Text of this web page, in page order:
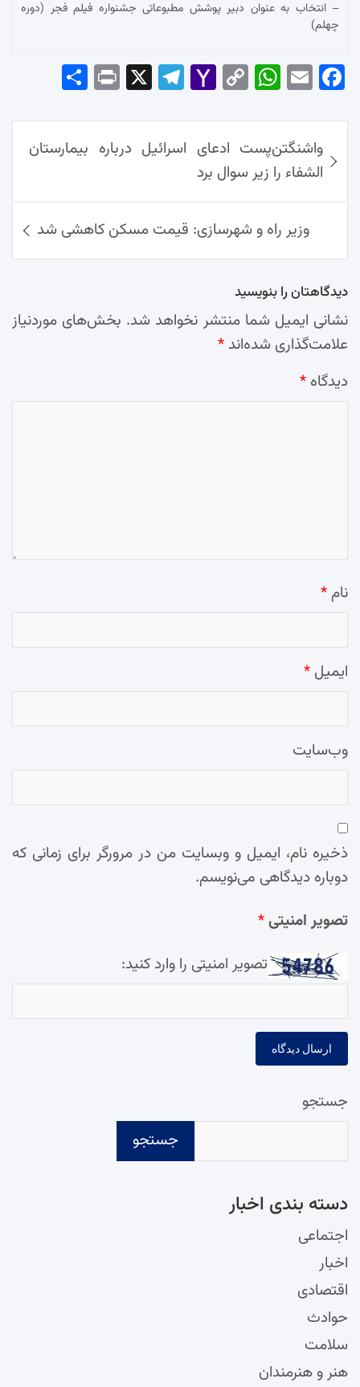
– انتخاب به عنوان دبیر پوشش مطبوعاتی جشنواره فیلم فجر (دوره
چهلم)
Fac
ok
Em
Wh
Ap
p
Co
Lin
k
Yah
Mai
Tel
am
Pri
راهبری
نوشته‌ها
واشنگتن‌پست ادعای اسرائیل درباره بیمارستان
الشفاء را زیر سوال برد
وزیر راه و شهرسازی: قیمت مسکن کاهشی شد
دیدگاهتان را بنویسید
نشانی ایمیل شما منتشر نخواهد شد. بخش‌های موردنیاز
علامت‌گذاری شده‌اند *
دیدگاه *
نام *
ایمیل *
وب‌سایت
ذخیره نام، ایمیل و وبسایت من در مرورگر برای زمانی که
دوباره دیدگاهی می‌نویسم.
تصویر امنیتی*
تصویر امنیتی را وارد کنید:
جستجو
جستجو
دسته‌ بندی اخبار
اجتماعی
اخبار
اقتصادی
حوادث
سلامت
هنر و هنرمندان